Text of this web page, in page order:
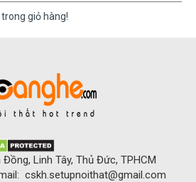
giỏ hàng!
Linh Tây, Thủ Đức, TPHCM
cskh.setupnoithat@gmail.com